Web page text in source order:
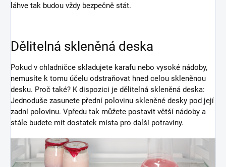
láhve tak budou vždy bezpečně stát.
Dělitelná skleněná deska
Pokud v chladničce skladujete karafu nebo vysoké nádoby,
nemusíte k tomu účelu odstraňovat hned celou skleněnou
desku. Proč také? K dispozici je dělitelná skleněná deska:
Jednoduše zasunete přední polovinu skleněné desky pod její
zadní polovinu. Vpředu tak můžete postavit větší nádoby a
stále budete mít dostatek místa pro další potraviny.